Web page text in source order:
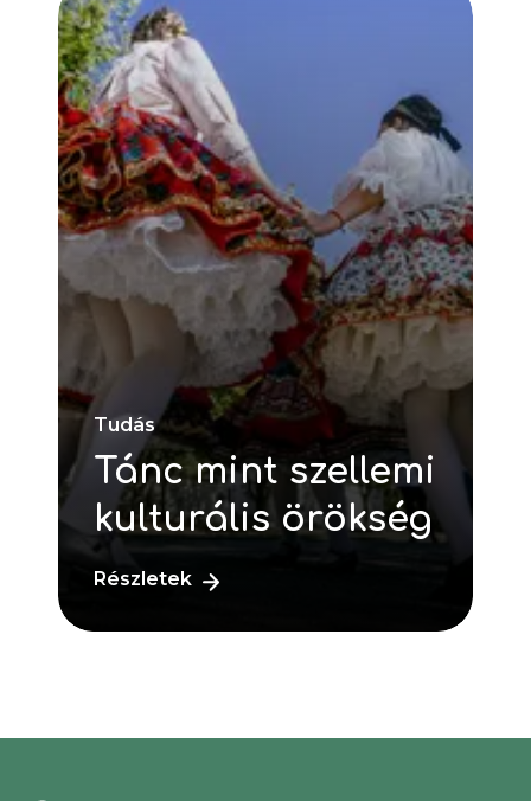
Tudás
Tánc mint szellemi
kulturális örökség
Részletek